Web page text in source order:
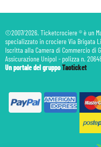
©2007/2026. Ticketcrociere ® è un
specializzato in crociere Via Brigata
Iscritta alla Camera di Commercio di
Assicurazione Unipol - polizza n.
Un portale del gruppoTaoticket